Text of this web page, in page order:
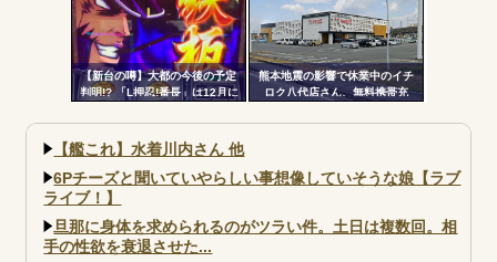
超えの現行最強スペックは伊達
じゃないな…
【新台の噂】大都の今後の予定
判明!? 「L押忍!番長」は12月に
熊本地震の影響で休業中のイチ
ロク八代店さん、無料携帯充
飲料水の無料配布を開始
【艦これ】水着川内さん 他
6Pチーズと聞いていやらしい事想像していそうな娘【ラブ
ライブ！】
旦那に身体を求められるのがツラい件。土日は複数回。相
手の性欲を衰退させた...